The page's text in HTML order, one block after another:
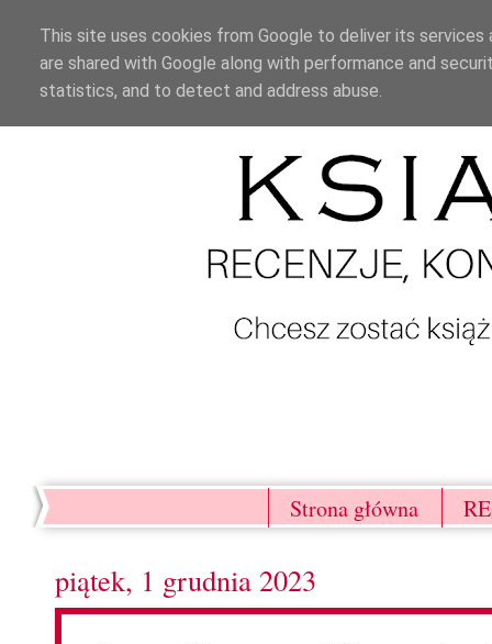
Strona główna
piątek, 1 grudnia 2023
This site uses cookies from Google to deliver its
are shared with Google along with performance and
statistics, and to detect and address abuse.